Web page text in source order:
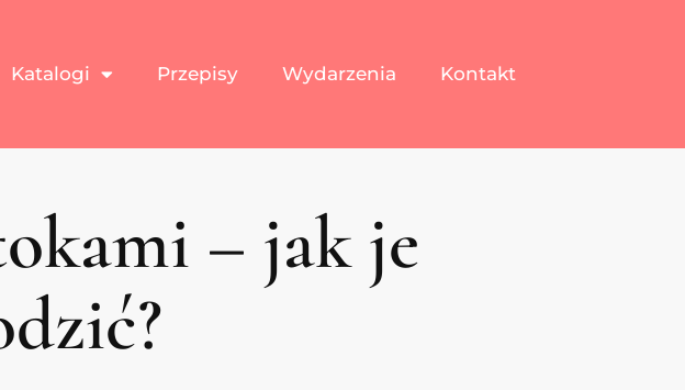
Katalogi Przepisy Wydarzenia Kontakt
– jak je